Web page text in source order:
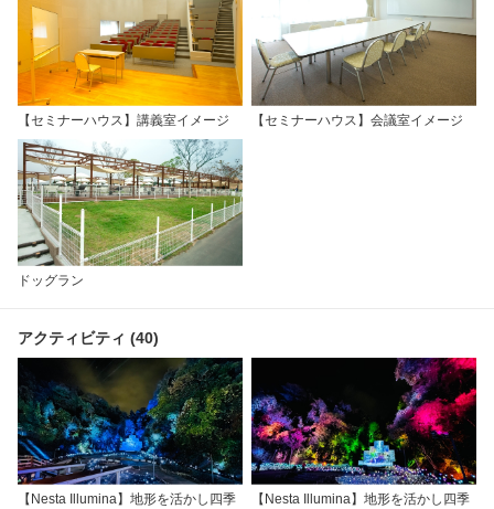
【セミナーハウス】講義室イメージ 【セミナーハウス】会議室イメージ
ドッグラン
アクティビティ (40)
【Nesta Illumina】地形を活かし四季
【Nesta Illumina】地形を活かし四季